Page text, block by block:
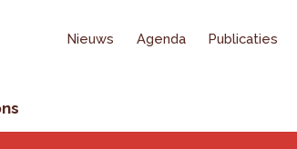
Nieuws Agenda Publicaties